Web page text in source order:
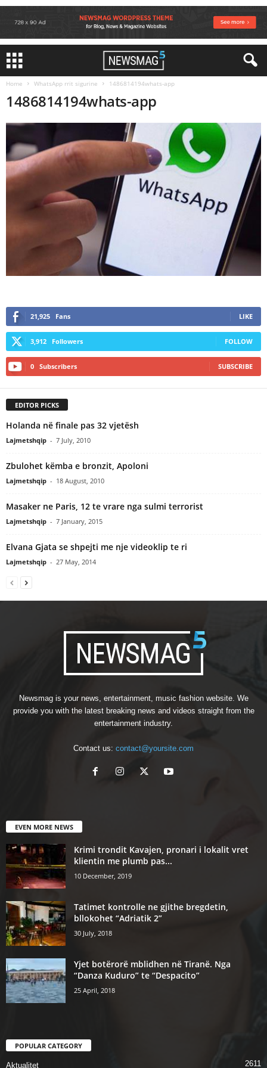
Home WhatsApp rrit sigurine 1486814194whats-app
1486814194whats-app
21,925 Fans LIKE
3,912 Followers FOLLOW
0 Subscribers SUBSCRIBE
EDITOR PICKS
Holanda në finale pas 32 vjetësh
Lajmetshqip - 7 July, 2010
Zbulohet këmba e bronzit, Apoloni
Lajmetshqip - 18 August, 2010
Masaker ne Paris, 12 te vrare nga sulmi terrorist
Lajmetshqip - 7 January, 2015
Elvana Gjata se shpejti me nje videoklip te ri
Lajmetshqip - 27 May, 2014
Newsmag is your news, entertainment, music fashion website. We
provide you with the latest breaking news and videos straight from the
entertainment industry.
Contact us: contact@yoursite.com
EVEN MORE NEWS
Krimi trondit Kavajen, pronari i lokalit vret
klientin me plumb pas...
10 December, 2019
Tatimet kontrolle ne gjithe bregdetin,
bllokohet “Adriatik 2”
30 July, 2018
Yjet botërorë mblidhen në Tiranë. Nga
“Danza Kuduro” te “Despacito”
25 April, 2018
POPULAR CATEGORY
Aktualitet 2611